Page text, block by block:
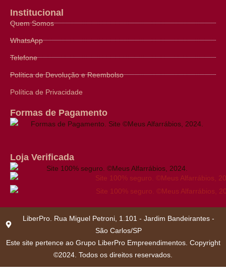
Institucional
Quem Somos
WhatsApp
Telefone
Política de Devolução e Reembolso
Política de Privacidade
Formas de Pagamento
Loja Verificada
LiberPro. Rua Miguel Petroni, 1.101 - Jardim Bandeirantes -
São Carlos/SP
Este site pertence ao Grupo LiberPro Empreendimentos. Copyright
©2024. Todos os direitos reservados.